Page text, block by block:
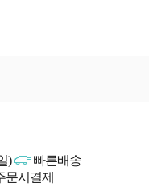
)
빠른배송
문시결제